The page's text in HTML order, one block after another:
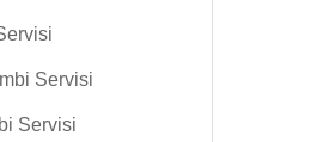
Servisi
Servisi